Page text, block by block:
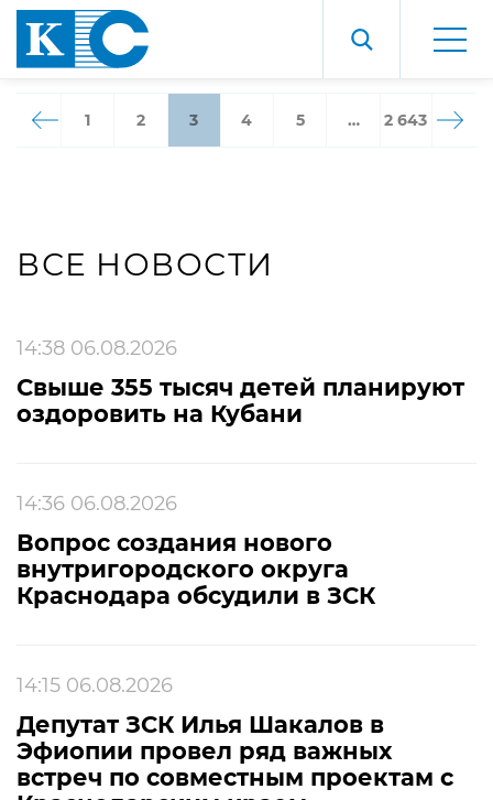
1 2 3 4 5 … 2 643
ВСЕ НОВОСТИ
14:38 06.08.2026
Свыше 355 тысяч детей планируют
оздоровить на Кубани
14:36 06.08.2026
Вопрос создания нового
внутригородского округа
Краснодара обсудили в ЗСК
14:15 06.08.2026
Депутат ЗСК Илья Шакалов в
Эфиопии провел ряд важных
встреч по совместным проектам с